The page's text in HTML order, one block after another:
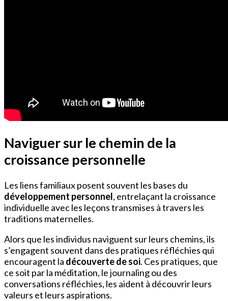
Naviguer sur le chemin de la
croissance personnelle
Les liens familiaux posent souvent les bases du
développement personnel, entrelaçant la croissance
individuelle avec les leçons transmises à travers les
traditions maternelles.
Alors que les individus naviguent sur leurs chemins, ils
s’engagent souvent dans des pratiques réfléchies qui
encouragent la découverte de soi. Ces pratiques, que
ce soit par la méditation, le journaling ou des
conversations réfléchies, les aident à découvrir leurs
valeurs et leurs aspirations.